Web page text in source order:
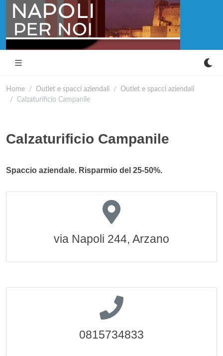
Home Outlet e spacci aziendali
Outlet e spacci aziendali
Calzaturificio Campanile
Calzaturificio Campanile
Spaccio aziendale. Risparmio del 25-50%.
via Napoli 244, Arzano
0815734833